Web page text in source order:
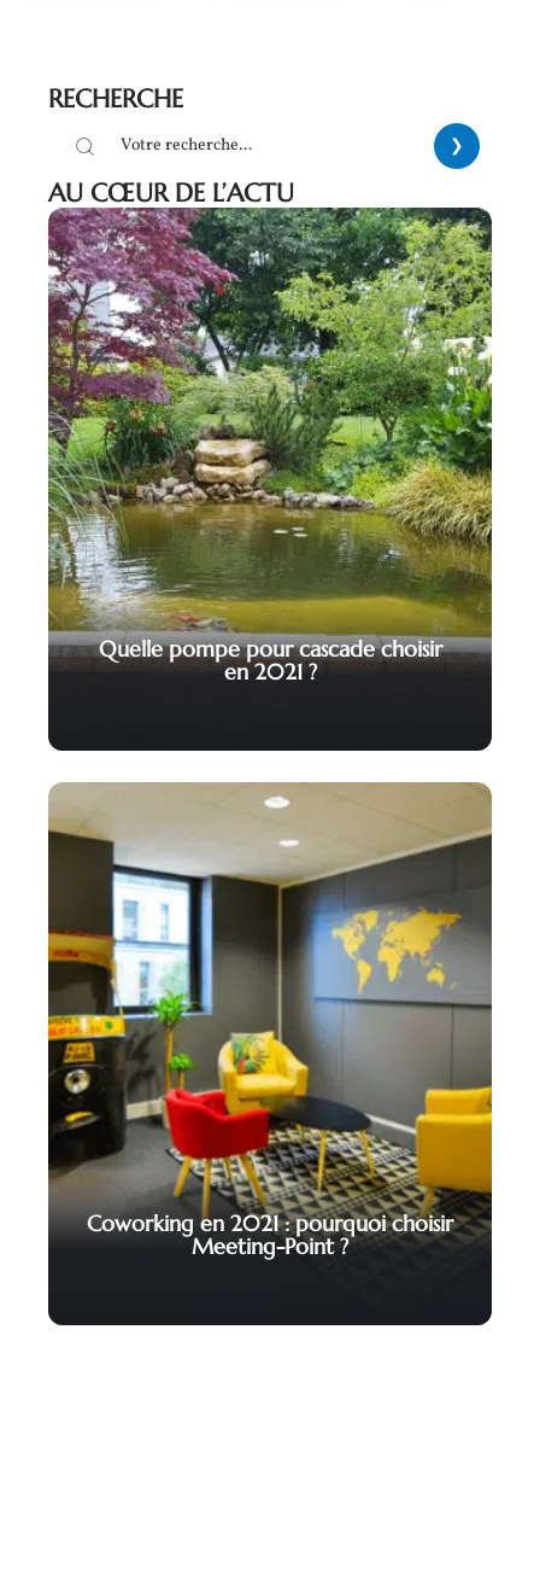
RECHERCHE
AU CŒUR DE L’ACTU
Quelle pompe pour cascade choisir
en 2021 ?
Coworking en 2021 : pourquoi choisir
Meeting-Point ?